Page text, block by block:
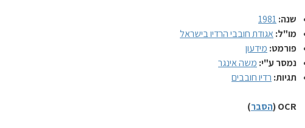
שנה:1981
מו"ל: אגודת חובבי הרדיו בישראל
פורמט: מידעון
נמסר ע"י: משה אינגר
תגיות: רדיו חובבים
OCR ( הסבר)